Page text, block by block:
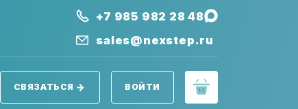
+7 985 982 28 48
sales@nexstep.ru
СВЯЗАТЬСЯ ВОЙТИ